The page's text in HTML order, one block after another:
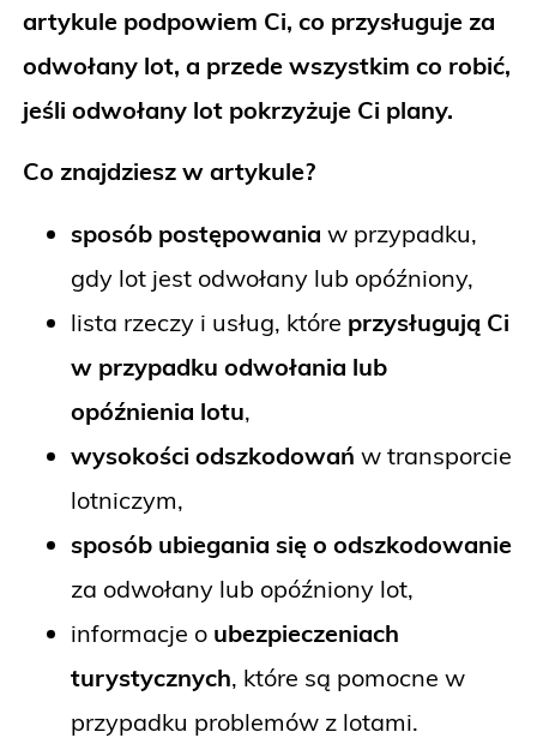
artykule podpowiem Ci, co przysługuje za
odwołany lot, a przede wszystkim co robić,
jeśli odwołany lot pokrzyżuje Ci plany.
Co znajdziesz w artykule?
sposób postępowania w przypadku,
gdy lot jest odwołany lub opóźniony,
lista rzeczy i usług, które przysługują Ci
w przypadku odwołania lub
opóźnienia lotu,
wysokości odszkodowań w transporcie
lotniczym,
sposób ubiegania się o odszkodowanie
za odwołany lub opóźniony lot,
informacje o ubezpieczeniach
turystycznych, które są pomocne w
przypadku problemów z lotami.